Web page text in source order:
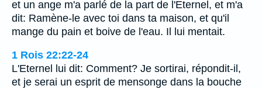
et un ange m'a parlé de la part de l'Eternel, et m'a
dit: Ramène-le avec toi dans ta maison, et qu'il
mange du pain et boive de l'eau. Il lui mentait.
1 Rois 22:22-24
L'Eternel lui dit: Comment? Je sortirai, répondit-il,
et je serai un esprit de mensonge dans la bouche